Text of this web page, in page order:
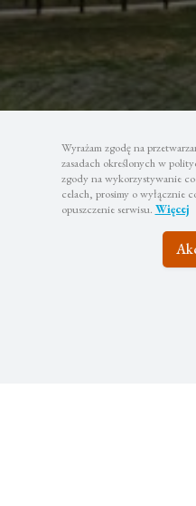
Wyrażam zgodę na
zasadach określonych w
zgody na wykorzystywanie
celach, prosimy o wyłącznie
opuszczenie serwisu. Więcej